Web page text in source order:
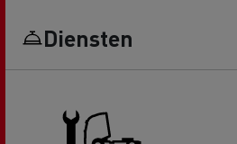
Diensten